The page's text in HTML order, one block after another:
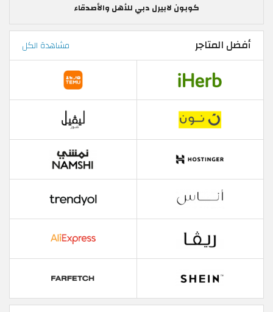
كوبون لابيرل دبي للأهل والأصدقاء
أفضل المتاجر مشاهدة الكل